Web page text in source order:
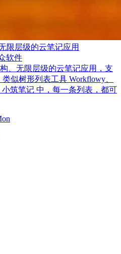
限层级的云笔记应用
软件
、无限层级的云笔记应用，支
似树形列表工具 Workflowy、
筑笔记 中，每一条列表，都可